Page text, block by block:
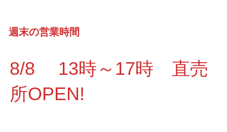
週末の営業時間
8/8 13時～17時 直売
所OPEN!